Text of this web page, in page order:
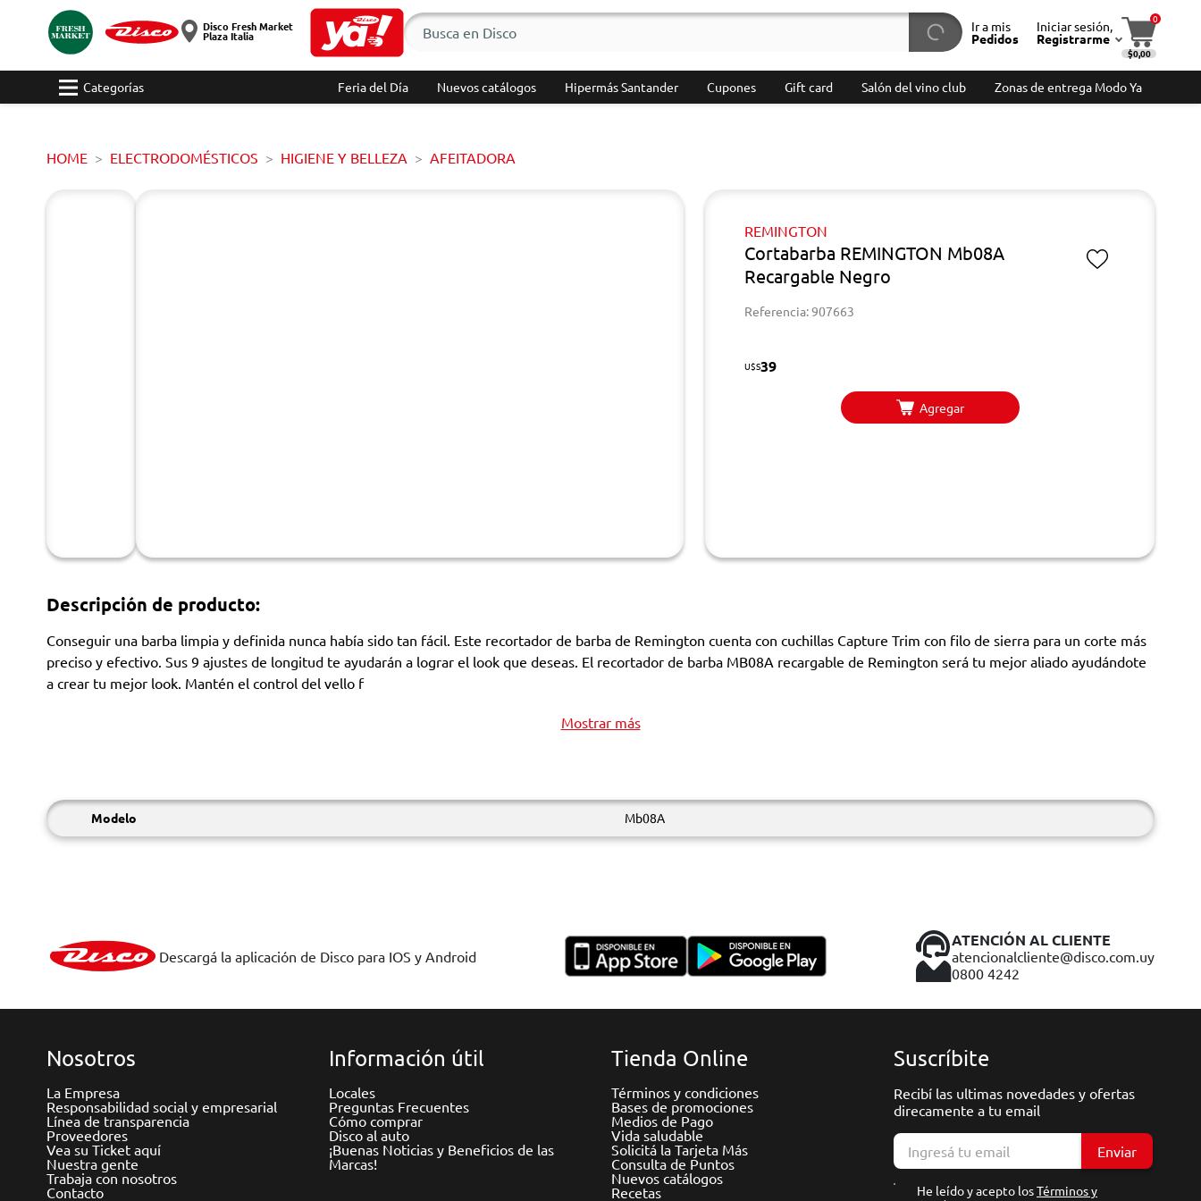
Disco Fresh Market
Plaza Italia
Ir a mis
Pedidos
Iniciar sesión,
Registrarme
0
$0,00
Categorías Feria del Día Nuevos catálogos Hipermás Santander Cupones Gift card Salón del vino club Zonas de entrega Modo Ya
HOME ELECTRODOMÉSTICOS HIGIENE Y BELLEZA AFEITADORA
REMINGTON
Cortabarba REMINGTON Mb08A
Recargable Negro
Referencia: 907663
U$S39
Agregar
Descripción de producto:
Conseguir una barba limpia y definida nunca había sido tan fácil. Este recortador de barba de Remington cuenta con cuchillas Capture Trim con filo de sierra para un corte más
preciso y efectivo. Sus 9 ajustes de longitud te ayudarán a lograr el look que deseas. El recortador de barba MB08A recargable de Remington será tu mejor aliado ayudándote
a crear tu mejor look. Mantén el control del vello f
Mostrar más
Modelo Mb08A
Descargá la aplicación de Disco para IOS y Android
ATENCIÓN AL CLIENTE
atencionalcliente@disco.com.uy
0800 4242
Nosotros
La Empresa
Responsabilidad social y empresarial
Línea de transparencia
Proveedores
Vea su Ticket aquí
Nuestra gente
Trabaja con nosotros
Contacto
Información útil
Locales
Preguntas Frecuentes
Cómo comprar
Disco al auto
¡Buenas Noticias y Beneficios de las
Marcas!
Tienda Online
Términos y condiciones
Bases de promociones
Medios de Pago
Vida saludable
Solicitá la Tarjeta Más
Consulta de Puntos
Nuevos catálogos
Recetas
Suscríbite
Recibí las ultimas novedades y ofertas
direcamente a tu email
Enviar
He leído y acepto losTérminos y